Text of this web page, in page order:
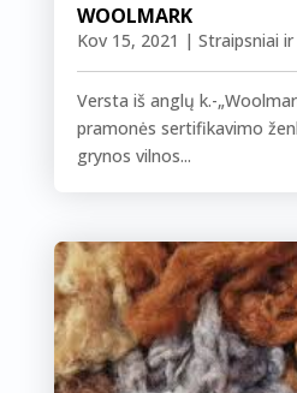
WOOLMARK
Kov 15, 2021 | Straipsniai
Versta iš anglų k.-
pramonės sertifikavimo
grynos vilnos...